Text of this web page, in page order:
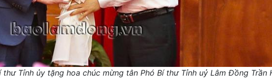
Tỉnh ủy tặng hoa chúc mừng tân Phó Bí thư Tỉnh uỷ Lâm Đồng Trần